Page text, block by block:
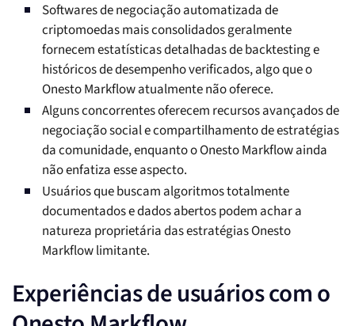
Softwares de negociação automatizada de
criptomoedas mais consolidados geralmente
fornecem estatísticas detalhadas de backtesting e
históricos de desempenho verificados, algo que o
Onesto Markflow atualmente não oferece.
Alguns concorrentes oferecem recursos avançados de
negociação social e compartilhamento de estratégias
da comunidade, enquanto o Onesto Markflow ainda
não enfatiza esse aspecto.
Usuários que buscam algoritmos totalmente
documentados e dados abertos podem achar a
natureza proprietária das estratégias Onesto
Markflow limitante.
Experiências de usuários com o